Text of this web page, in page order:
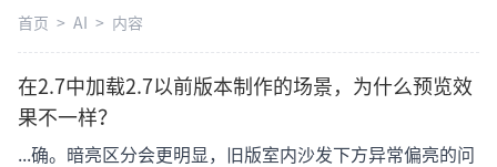
首页 > AI > 内容
在2.7中加载2.7以前版本制作的场景，为什么预览效
果不一样？
...确。暗亮区分会更明显，旧版室内沙发下方异常偏亮的问